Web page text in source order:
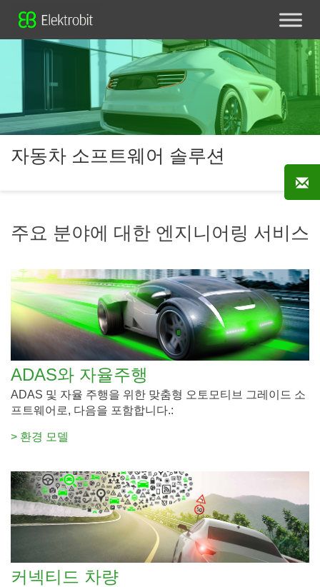
자동차 소프트웨어 솔루션
주요 분야에 대한 엔지니어링 서비스
ADAS와 자율주행
ADAS 및 자율 주행을 위한 맞춤형 오토모티브 그레이드 소
프트웨어로, 다음을 포함합니다.:
> 환경 모델
커넥티드 차량